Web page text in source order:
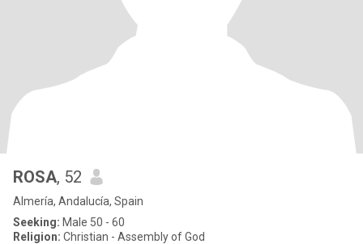
ROSA, 52
Almería, Andalucía, Spain
Seeking: Male 50 - 60
Religion: Christian - Assembly of God